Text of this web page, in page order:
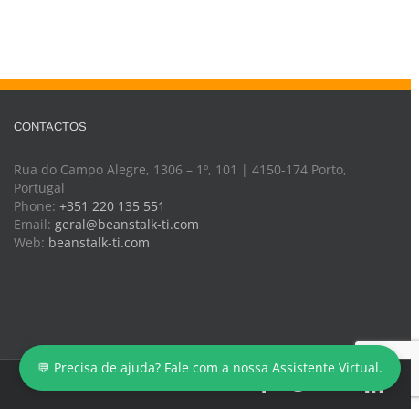
CONTACTOS
Rua do Campo Alegre, 1306 – 1º, 101 | 4150-174 Porto,
Portugal
Phone: +351 220 135 551
Email: geral@beanstalk-ti.com
Web: beanstalk-ti.com
YouTube
💬 Precisa de ajuda? Fale com a nossa Assistente Virtual.